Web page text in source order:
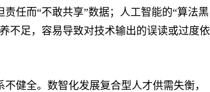
任而“不敢共享”数据；人工智能的“算法黑
不足，容易导致对技术输出的误读或过度依
全。数智化发展复合型人才供需失衡，